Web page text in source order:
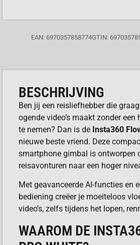
EAN: 6970357858774GTIN:
BESCHRIJVING
Ben jij een reisliefhebber die
ogende video’s maakt zonder
te nemen? Dan is de Insta360
nieuwe beste vriend. Deze
smartphone gimbal is ontworpen
reisavonturen naar een hoger
Met geavanceerde AI-functies en
bediening creëer je moeiteloos
video’s, zelfs tijdens het lopen,
WAAROM DE